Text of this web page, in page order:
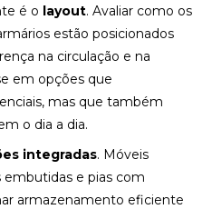
é o layout. Avaliar como os
estão posicionados
na circulação e na
em opções que
mas que também
o dia a dia.
integradas. Móveis
embutidas e pias com
armazenamento eficiente